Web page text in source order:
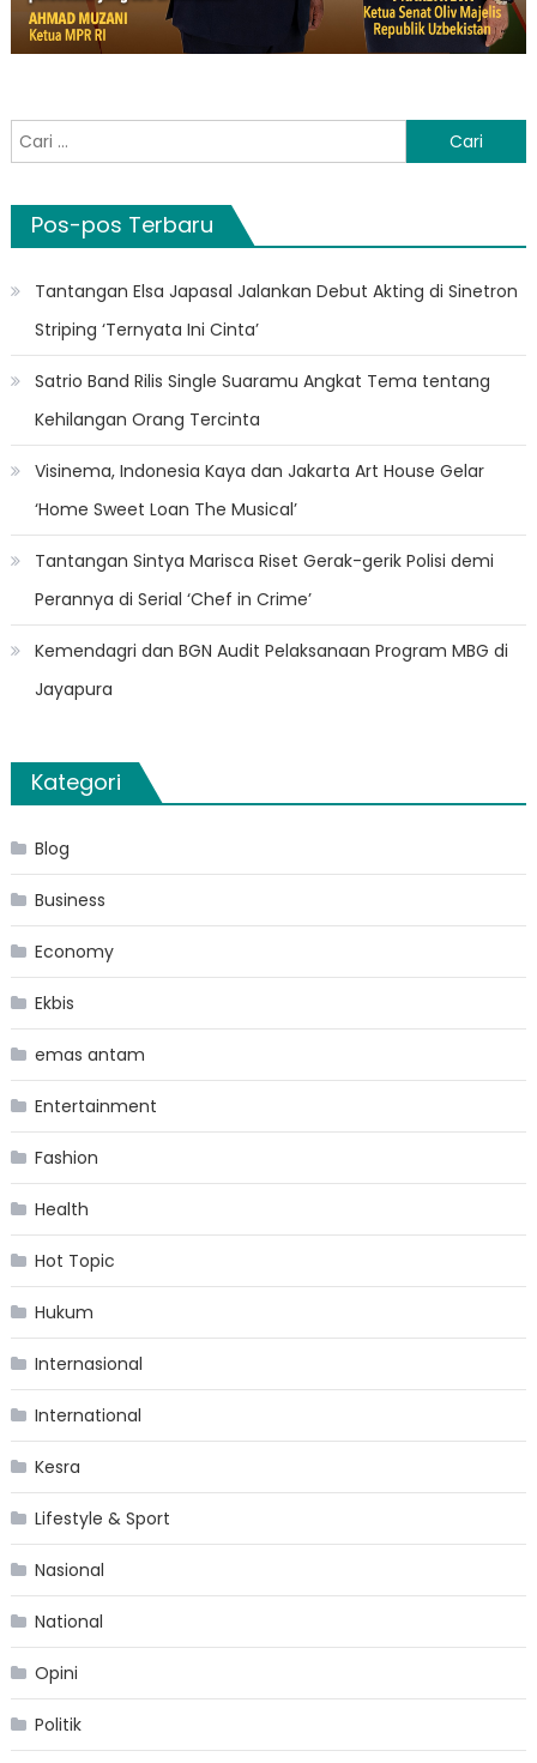
Cari
untuk:
Pos-pos Terbaru
Tantangan Elsa Japasal Jalankan Debut Akting di Sinetron
Striping ‘Ternyata Ini Cinta’
Satrio Band Rilis Single Suaramu Angkat Tema tentang
Kehilangan Orang Tercinta
Visinema, Indonesia Kaya dan Jakarta Art House Gelar
‘Home Sweet Loan The Musical’
Tantangan Sintya Marisca Riset Gerak-gerik Polisi demi
Perannya di Serial ‘Chef in Crime’
Kemendagri dan BGN Audit Pelaksanaan Program MBG di
Jayapura
Kategori
Blog
Business
Economy
Ekbis
emas antam
Entertainment
Fashion
Health
Hot Topic
Hukum
Internasional
International
Kesra
Lifestyle & Sport
Nasional
National
Opini
Politik